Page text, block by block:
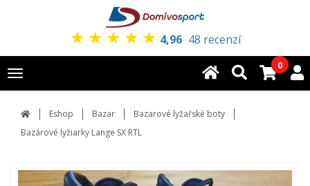
★ ★ ★ ★ ★ 4,96 48 recenzí
Toggle
navigation
0
Eshop Bazar
Bazarové lyžařské boty
Bazárové lyžiarky Lange SX RTL